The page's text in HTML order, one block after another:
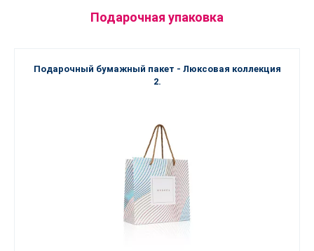
Подарочная упаковка
Подарочный бумажный пакет - Люксовая коллекция
2.